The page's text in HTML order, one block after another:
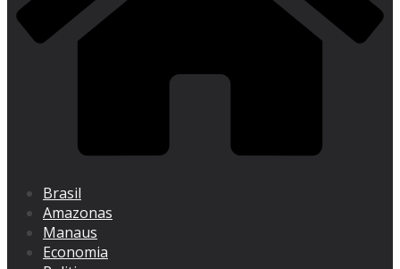
Brasil
Amazonas
Manaus
Economia